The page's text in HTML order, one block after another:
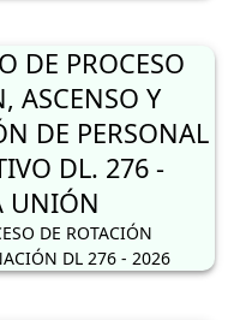
DE PROCESO
ASCENSO Y
DE PERSONAL
DL. 276 -
UNIÓN
DE ROTACIÓN
DL 276 - 2026